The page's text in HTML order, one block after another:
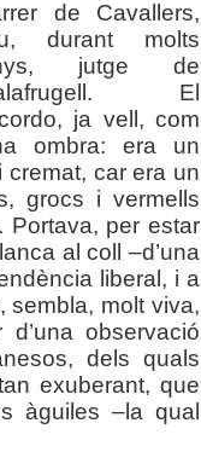
de Cavallers,
durant molts
jutge de
El
ja vell, com
ombra: era un
cremat, car era un
grocs i vermells
Portava, per estar
al coll –d’una
liberal, i a
sembla, molt viva,
observació
dels quals
exuberant, que
àguiles –la qual